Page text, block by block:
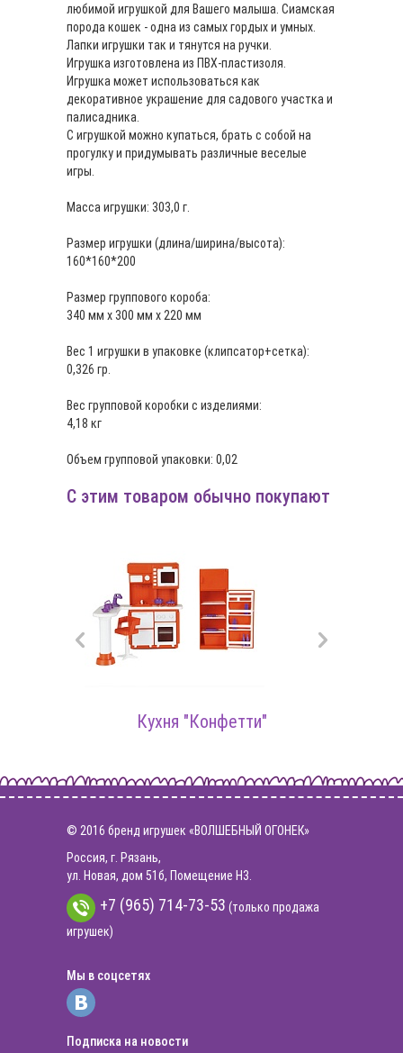
любимой игрушкой для Вашего малыша. Сиамская
порода кошек - одна из самых гордых и умных.
Лапки игрушки так и тянутся на ручки.
Игрушка изготовлена из ПВХ-пластизоля.
Игрушка может использоваться как
декоративное украшение для садового участка и
палисадника.
С игрушкой можно купаться, брать с собой на
прогулку и придумывать различные веселые
игры.
Масса игрушки: 303,0 г.
Размер игрушки (длина/ширина/высота):
160*160*200
Размер группового короба:
340 мм х 300 мм х 220 мм
Вес 1 игрушки в упаковке (клипсатор+сетка):
0,326 гр.
Вес групповой коробки с изделиями:
4,18 кг
Объем групповой упаковки: 0,02
С этим товаром обычно покупают
Кухня "Конфетти"
© 2016 бренд игрушек «ВОЛШЕБНЫЙ ОГОНЕК»
Россия, г. Рязань,
ул. Новая, дом 51б, Помещение Н3.
+7 (965) 714-73-53 (только продажа
игрушек)
Мы в соцсетях
Подписка на новости